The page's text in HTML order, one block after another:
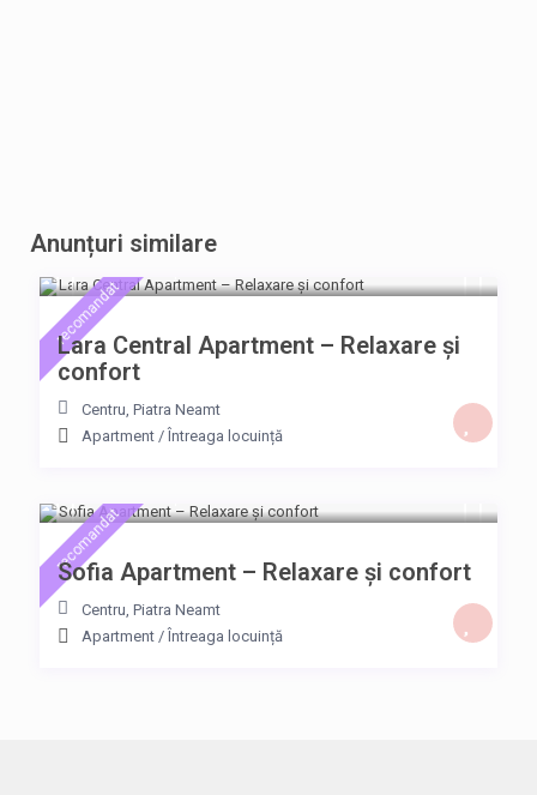
Anunțuri similare
280 Lei
recomandat
Lara Central Apartment – Relaxare și
confort
Centru, Piatra Neamt
Apartment / Întreaga locuință
recomandat
Sofia Apartment – Relaxare și confort
Centru, Piatra Neamt
Apartment / Întreaga locuință